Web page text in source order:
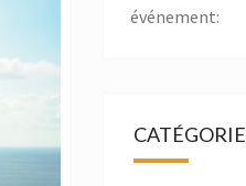
événement: